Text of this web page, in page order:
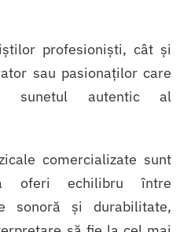
profesioniști, cât și
sau pasionaților care
sunetul autentic al
comercializate sunt
oferi echilibru între
sonoră și durabilitate,